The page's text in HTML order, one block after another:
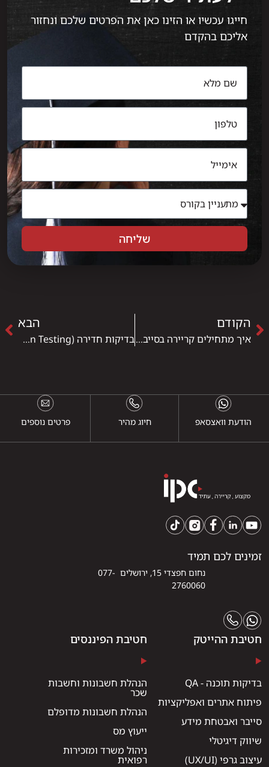
חייגו עכשיו או הזינו כאן את הפרטים שלכם ונחזור
אליכם בהקדם
שליחה
הקודם
איך מתחילים קריירה בסייבר? מדריך למי שאין לו רקע קודם
הבא
בדיקות חדירה (Penetration Testing) – מה זה בדיוק ולמה זה כל כך חשוב?
הודעת וואצסאפ חיוג מהיר פרטים נוספים
זמינים לכם תמיד
נחום חפצדי 15, ירושלים 077-
2760060
חטיבת ההייטק
בדיקות תוכנה - QA
פיתוח אתרים ואפליקציות
סייבר ואבטחת מידע
שיווק דיגיטלי
עיצוב גרפי (UX/UI)
חטיבת הפיננסים
הנהלת חשבונות וחשבות
שכר
הנהלת חשבונות מדופלם
ייעוץ מס
ניהול משרד ומזכירות
רפואית